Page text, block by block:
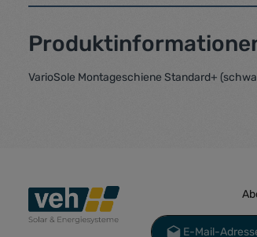
VarioSole Montageschiene Standard+
E-Mail-Adresse*